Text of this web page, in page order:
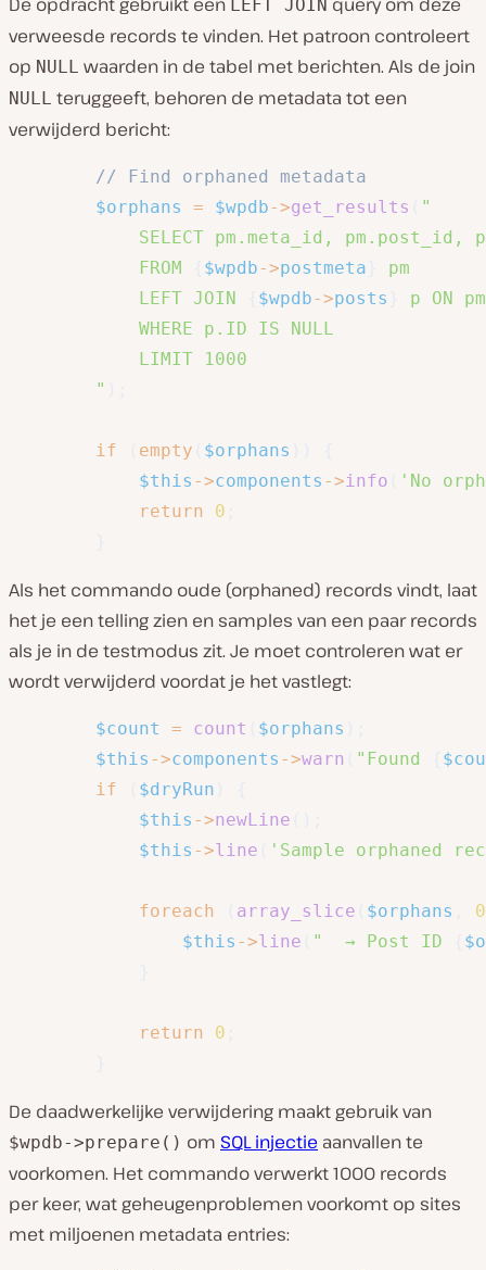
LEFT JOIN
verweesde records te vinden. Het patroon controleert
op NULL waarden in de tabel met berichten. Als de join
NULL teruggeeft, behoren de metadata tot een
verwijderd bericht:
// Find orphaned metadata
$orphans
= $wpdb->get_results
"
SELECT pm.meta_id, pm.post_id,
            FROM
$wpdb->postmeta
pm
            LEFT JOIN
$wpdb->posts
p ON
            WHERE p.ID IS NULL
            LIMIT 1000
        "
if empty $orphans
$this ->components ->info
'No
return
0
Als het commando oude (orphaned) records vindt, laat
het je een telling zien en samples van een paar records
als je in de testmodus zit. Je moet controleren wat er
wordt verwijderd voordat je het vastlegt:
$count = count $orphans
$this ->components ->warn "Found
if
$dryRun
$this ->newLine
$this ->line 'Sample orphaned
foreach array_slice $orphans
0
$this ->line "  → Post ID
return 0
De daadwerkelijke verwijdering maakt gebruik van
$wpdb->prepare() om SQL injectie aanvallen te
voorkomen. Het commando verwerkt 1000 records
per keer, wat geheugenproblemen voorkomt op sites
met miljoenen metadata entries: